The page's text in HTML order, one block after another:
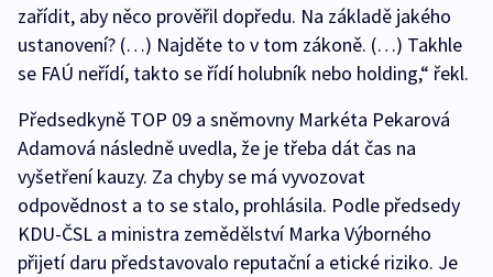
zařídit, aby něco prověřil dopředu. Na základě jakého
ustanovení? (…) Najděte to v tom zákoně. (…) Takhle
se FAÚ neřídí, takto se řídí holubník nebo holding,“ řekl.
Předsedkyně TOP 09 a sněmovny Markéta Pekarová
Adamová následně uvedla, že je třeba dát čas na
vyšetření kauzy. Za chyby se má vyvozovat
odpovědnost a to se stalo, prohlásila. Podle předsedy
KDU-ČSL a ministra zemědělství Marka Výborného
přijetí daru představovalo reputační a etické riziko. Je